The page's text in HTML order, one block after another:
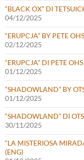
“BLACK OX” DI
04/12/2025
“ERUPCJA” BY PETE
02/12/2025
“ERUPCJA” DI PETE OHS
01/12/2025
“SHADOWLAND” BY
01/12/2025
“SHADOWLAND” DI
30/11/2025
“LA MISTERIOSA
(ENG)